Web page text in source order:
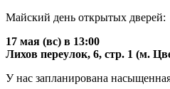
Майский день открытых дверей:
17 мая (вс) в 13:00
Лихов переулок, 6, стр. 1 (м.
У нас запланирована